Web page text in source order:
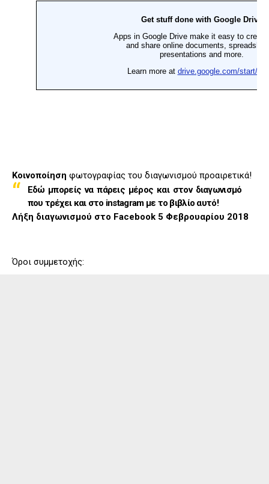
Κοινοποίηση φωτογραφίας του διαγωνισμού προαιρετικά!
Εδώ μπορείς να πάρεις μέρος και στον διαγωνισμό
που τρέχει και στο instagram με το βιβλίο αυτό!
Λήξη διαγωνισμού στο Facebook 5 Φεβρουαρίου 2018
Όροι συμμετοχής: